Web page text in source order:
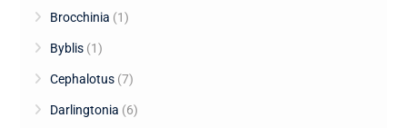
Brocchinia (1)
Byblis (1)
Cephalotus (7)
Darlingtonia (6)